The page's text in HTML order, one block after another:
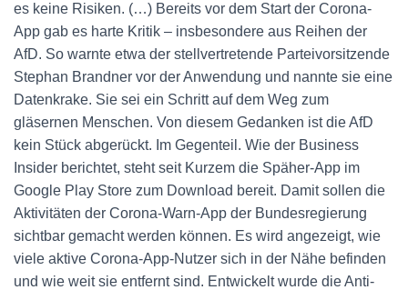
es keine Risiken. (…) Bereits vor dem Start der Corona-
App gab es harte Kritik – insbesondere aus Reihen der
AfD. So warnte etwa der stellvertretende Parteivorsitzende
Stephan Brandner vor der Anwendung und nannte sie eine
Datenkrake. Sie sei ein Schritt auf dem Weg zum
gläsernen Menschen. Von diesem Gedanken ist die AfD
kein Stück abgerückt. Im Gegenteil. Wie der Business
Insider berichtet, steht seit Kurzem die Späher-App im
Google Play Store zum Download bereit. Damit sollen die
Aktivitäten der Corona-Warn-App der Bundesregierung
sichtbar gemacht werden können. Es wird angezeigt, wie
viele aktive Corona-App-Nutzer sich in der Nähe befinden
und wie weit sie entfernt sind. Entwickelt wurde die Anti-